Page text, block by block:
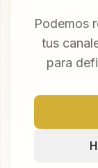
Podemos
tus
para